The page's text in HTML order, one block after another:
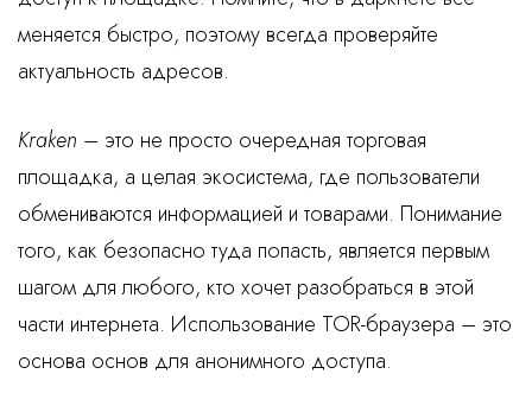
меняется быстро, поэтому всегда проверяйте
актуальность адресов.
Kraken – это не просто очередная торговая
площадка, а целая экосистема, где пользователи
обмениваются информацией и товарами. Понимание
того, как безопасно туда попасть, является первым
шагом для любого, кто хочет разобраться в этой
части интернета. Использование TOR-браузера – это
основа основ для анонимного доступа.